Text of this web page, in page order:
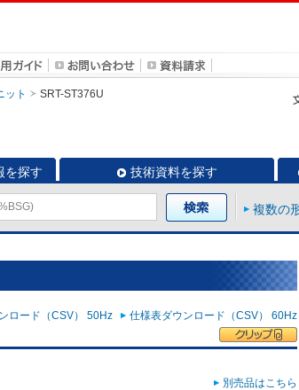
ット SRT-ST376U
を探す 技術資料を探す
複数の
ロード（CSV） 50Hz 仕様表ダウンロード（CSV） 60Hz
別売品はこちら